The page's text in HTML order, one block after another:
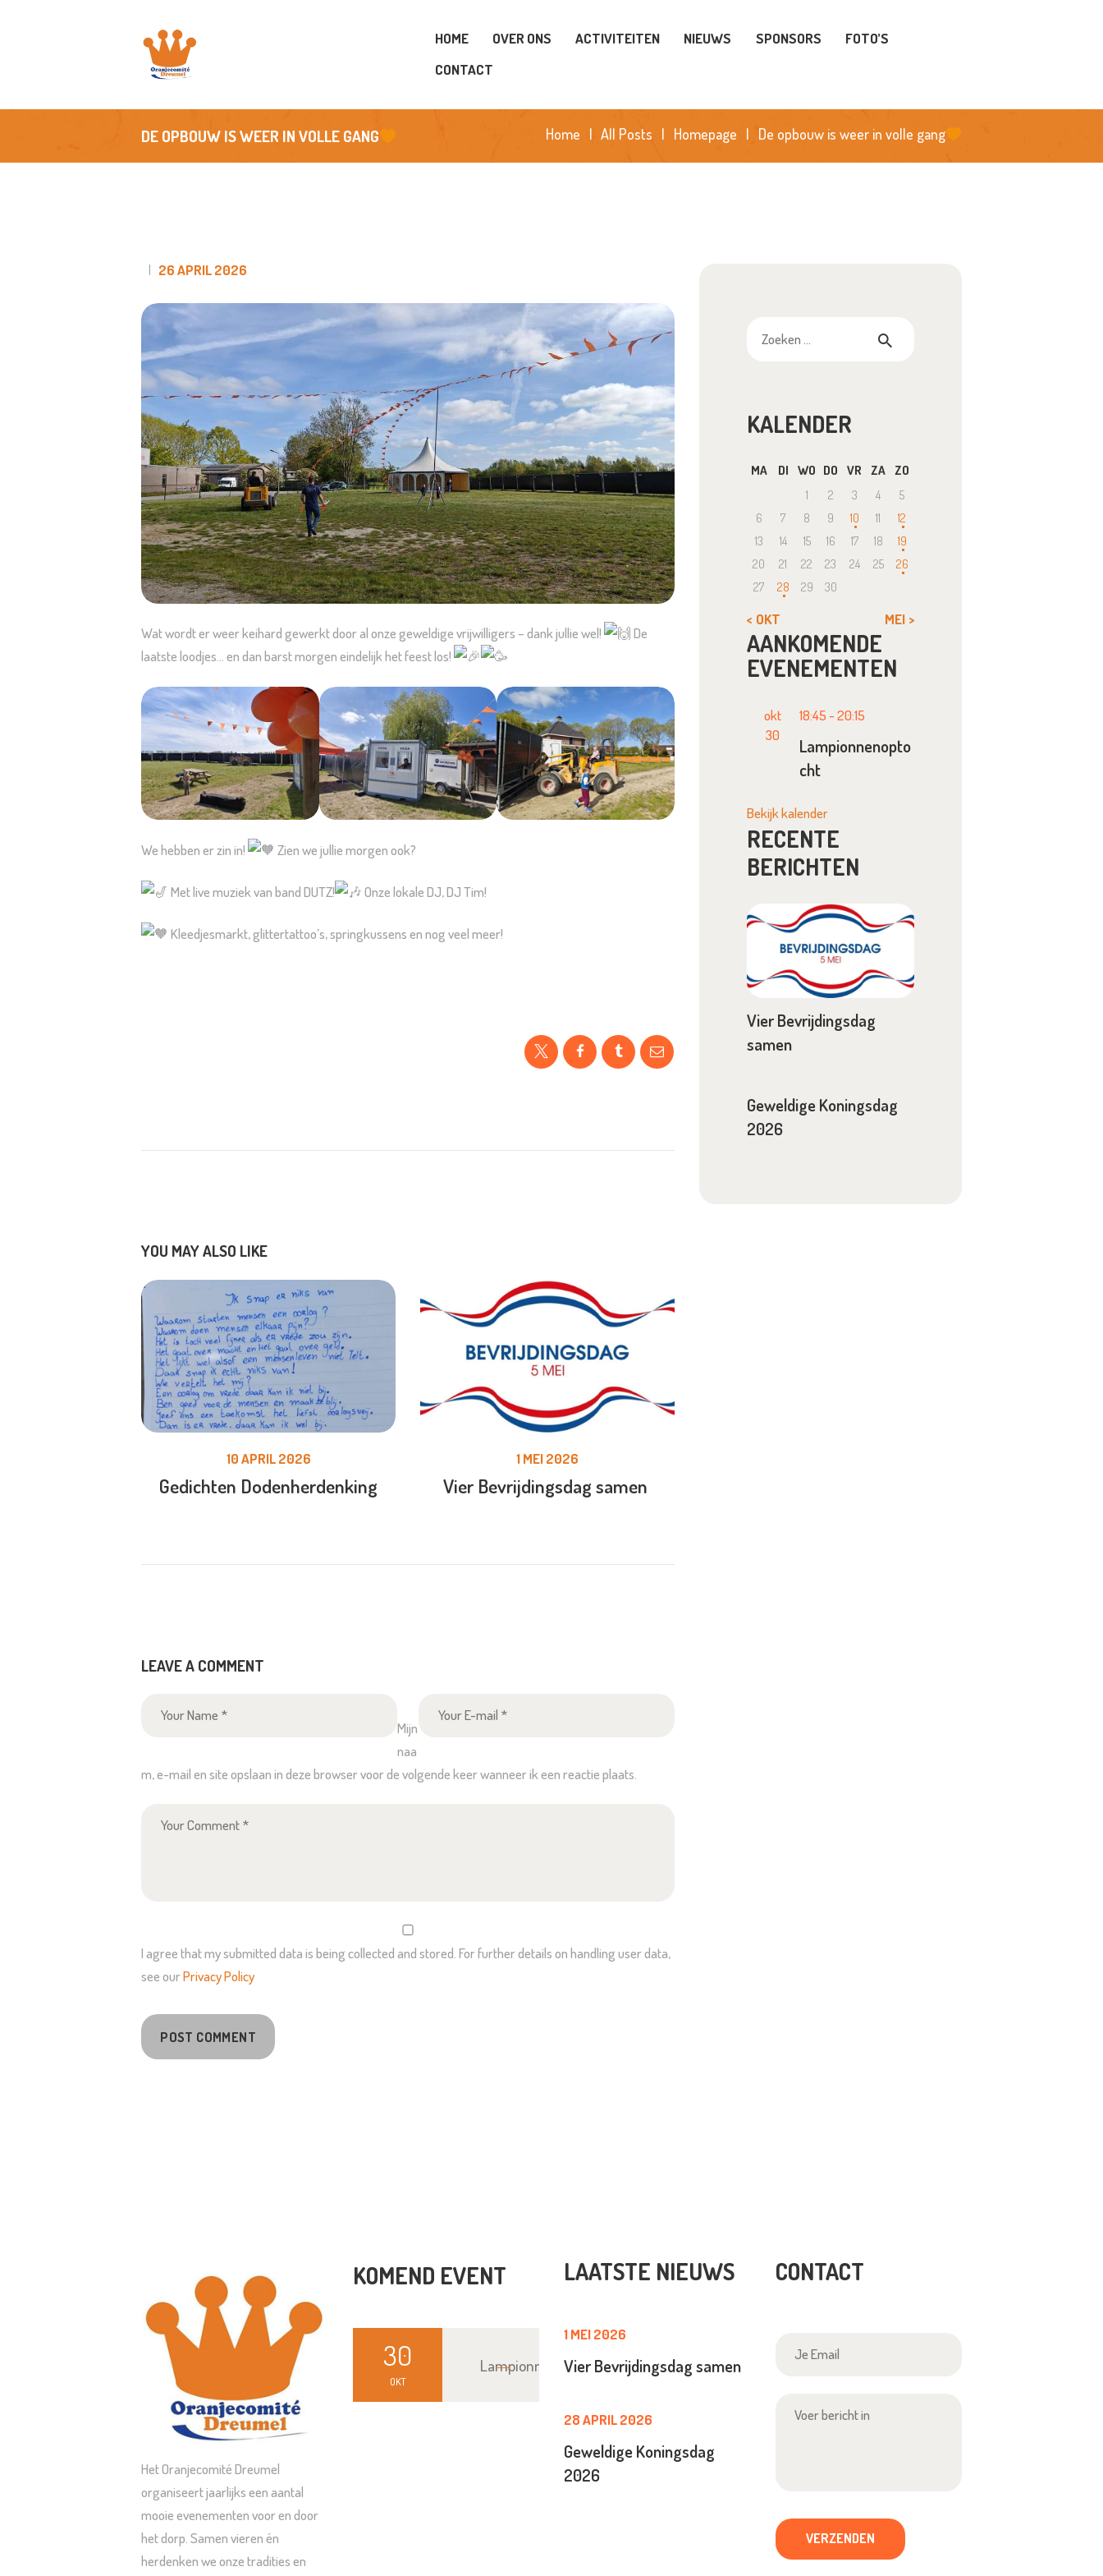
HOME OVER ONS ACTIVITEITEN NIEUWS SPONSORS
FOTO’S
CONTACT
DE OPBOUW IS WEER IN VOLLE GANG Home All Posts Homepage De opbouw is weer in volle gang
OVER ONS
ACTIVITEITEN
CONTACT
26 APRIL 2026
Wat wordt er weer keihard gewerkt door al onze geweldige vrijwilligers – dank jullie wel!
De
laatste loodjes… en dan barst morgen eindelijk het feest los!
We hebben er zin in! Zien we jullie morgen ook?
Met live muziek van band DUTZ! Onze lokale DJ, DJ Tim!
Kleedjesmarkt, glittertattoo’s, springkussens en nog veel meer!
YOU MAY ALSO LIKE
10 APRIL 2026
Gedichten Dodenherdenking
1 MEI 2026
Vier Bevrijdingsdag samen
LEAVE A COMMENT
Mijn
naa
m, e-mail en site opslaan in deze browser voor de volgende keer wanneer ik een reactie plaats.
I agree that my submitted data is being collected and stored. For further details on handling user data,
see ourPrivacy Policy
KALENDER
MA DI WO DO VR ZA ZO
1
2 3 4
5
6
7 8 9 10 11
12
13
14 15 16 17 18
19
20
21 22 23 24 25
26
27
28 29 30
« OKT MEI »
AANKOMENDE
EVENEMENTEN
okt
30
18:45-20:15
Lampionnenopto
cht
Bekijk kalender
RECENTE
BERICHTEN
Vier Bevrijdingsdag
samen
Geweldige Koningsdag
2026
Het Oranjecomité Dreumel
organiseert jaarlijks een aantal
mooie evenementen voor en door
het dorp. Samen vieren én
herdenken we onze tradities en
KOMEND EVENT
30
OKT
Lampionnenoptocht
LAATSTE NIEUWS
1 MEI 2026
Vier Bevrijdingsdag samen
28 APRIL 2026
Geweldige Koningsdag
2026
CONTACT